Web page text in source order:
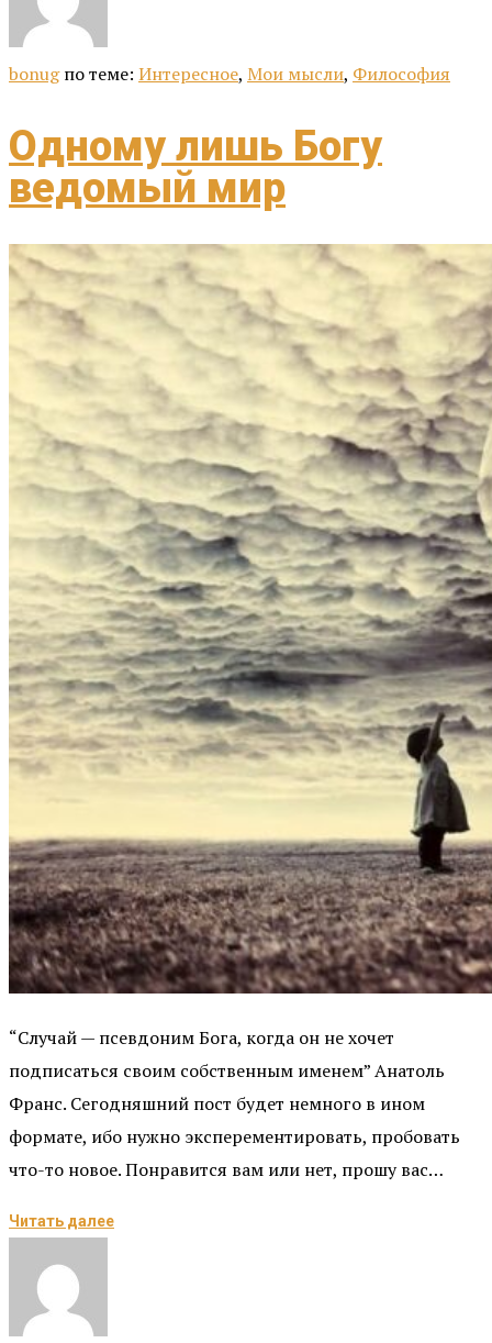
bonug по теме: Интересное, Мои мысли, Философия
Одному лишь Богу
ведомый мир
“Случай — псевдоним Бога, когда он не хочет
подписаться своим собственным именем” Анатоль
Франс. Сегодняшний пост будет немного в ином
формате, ибо нужно эксперементировать, пробовать
что-то новое. Понравится вам или нет, прошу вас…
Читать далее